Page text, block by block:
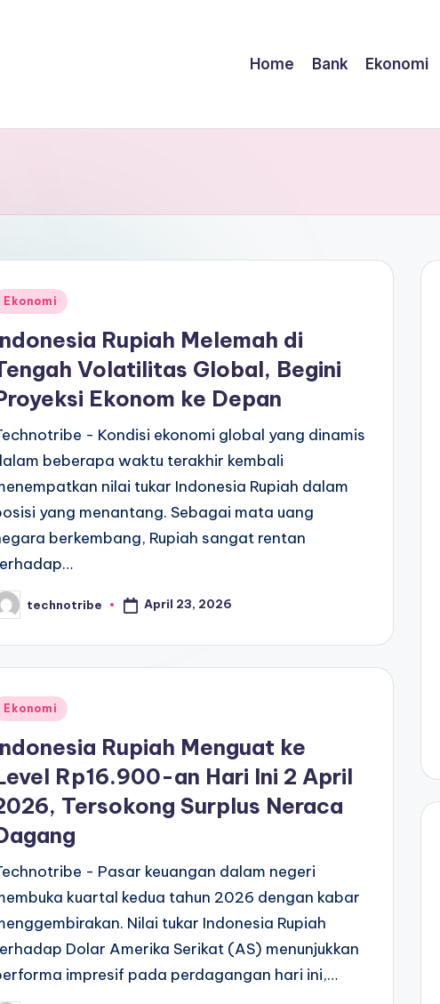
Home Bank Ekonomi
Ekonomi
Rupiah Melemah di
Volatilitas Global, Begini
Ekonom ke Depan
- Kondisi ekonomi global yang dinamis
beberapa waktu terakhir kembali
nilai tukar Indonesia Rupiah dalam
yang menantang. Sebagai mata uang
berkembang, Rupiah sangat rentan
technotribe April 23, 2026
Ekonomi
Rupiah Menguat ke
Rp16.900-an Hari Ini 2 April
Tersokong Surplus Neraca
- Pasar keuangan dalam negeri
kuartal kedua tahun 2026 dengan kabar
Nilai tukar Indonesia Rupiah
Dolar Amerika Serikat (AS) menunjukkan
impresif pada perdagangan hari ini,…